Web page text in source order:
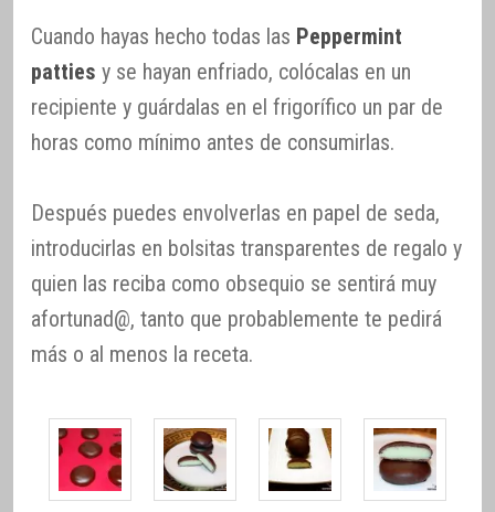
Cuando hayas hecho todas las Peppermint
patties y se hayan enfriado, colócalas en un
recipiente y guárdalas en el frigorífico un par de
horas como mínimo antes de consumirlas.
Después puedes envolverlas en papel de seda,
introducirlas en bolsitas transparentes de regalo y
quien las reciba como obsequio se sentirá muy
afortunad@, tanto que probablemente te pedirá
más o al menos la receta.